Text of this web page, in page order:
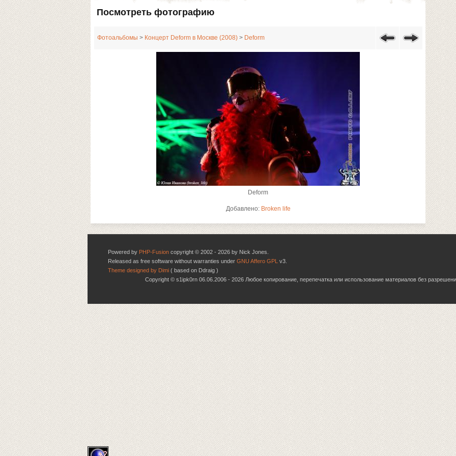
Посмотреть фотографию
Фотоальбомы > Концерт Deform в Москве (2008) > Deform
Deform
Добавлено: Broken life
Powered by PHP-Fusion copyright © 2002 - 2026 by Nick Jones.
Released as free software without warranties under GNU Affero GPL v3.
Theme designed by Dimi ( based on Ddraig )
Copyright © s1ipk0rn 06.06.2006 - 2026 Любое копирование, перепечатка или использование материалов без